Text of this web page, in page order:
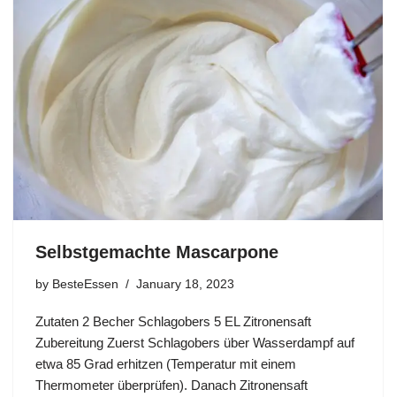
Selbstgemachte Mascarpone
by BesteEssen January 18, 2023
Zutaten 2 Becher Schlagobers 5 EL Zitronensaft
Zubereitung Zuerst Schlagobers über Wasserdampf auf
etwa 85 Grad erhitzen (Temperatur mit einem
Thermometer überprüfen). Danach Zitronensaft